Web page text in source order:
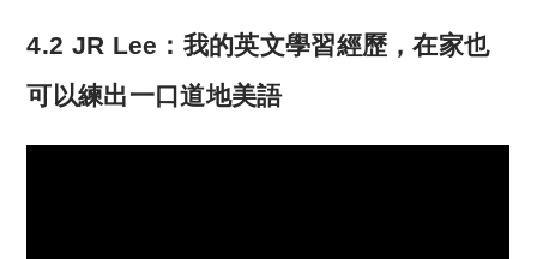
4.2 JR Lee：我的英文學習經歷，在家也
可以練出一口道地美語